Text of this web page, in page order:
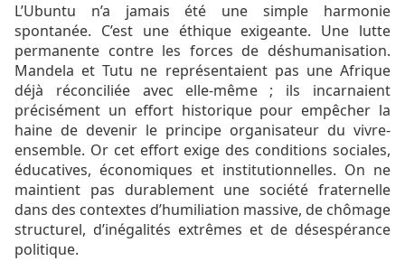
L’Ubuntu n’a jamais été une simple harmonie
spontanée. C’est une éthique exigeante. Une lutte
permanente contre les forces de déshumanisation.
Mandela et Tutu ne représentaient pas une Afrique
déjà réconciliée avec elle-même ; ils incarnaient
précisément un effort historique pour empêcher la
haine de devenir le principe organisateur du vivre-
ensemble. Or cet effort exige des conditions sociales,
éducatives, économiques et institutionnelles. On ne
maintient pas durablement une société fraternelle
dans des contextes d’humiliation massive, de chômage
structurel, d’inégalités extrêmes et de désespérance
politique.